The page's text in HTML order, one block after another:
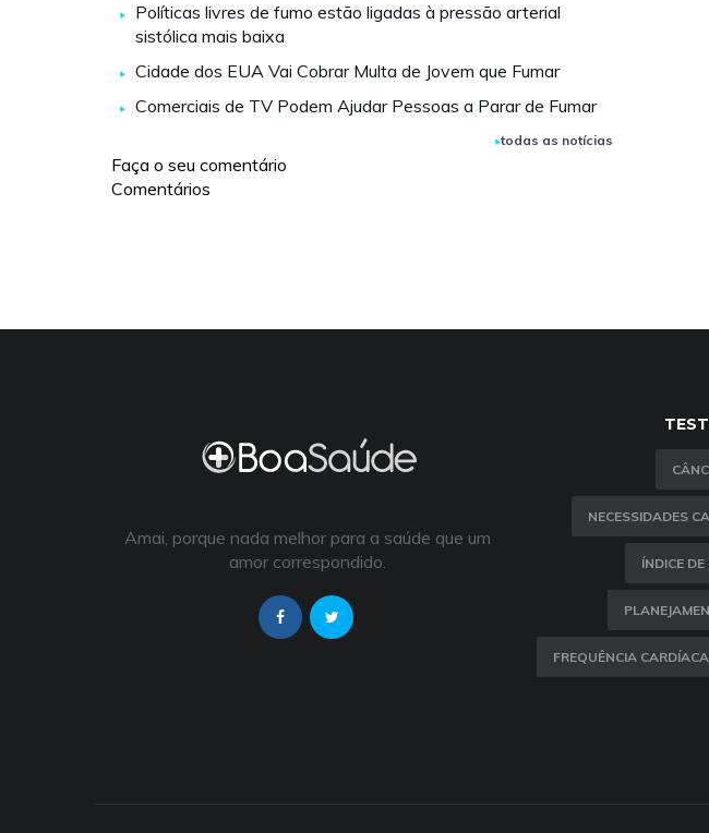
Políticas livres de fumo estão ligadas à pressão arterial
sistólica mais baixa
Cidade dos EUA Vai Cobrar Multa de Jovem que Fumar
Comerciais de TV Podem Ajudar Pessoas a Parar de Fumar
todas as notícias
Faça o seu comentário
Comentários
Amai, porque nada melhor para a saúde que um
amor correspondido.
NECESSIDADES
ÍNDICE
FREQUÊNCIA